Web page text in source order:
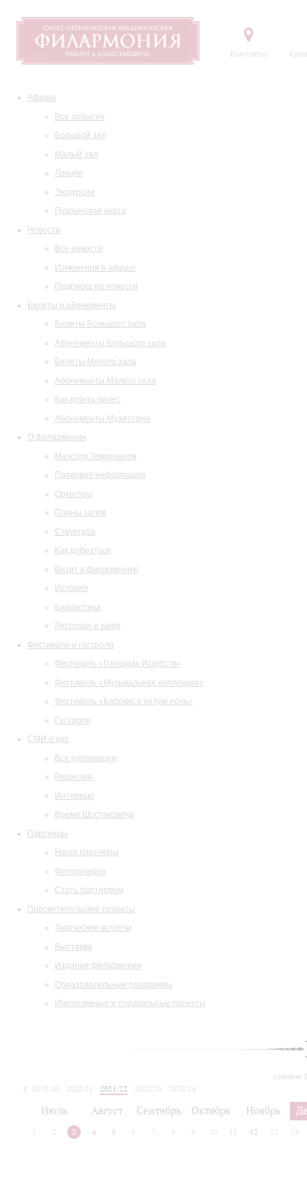
Контакты
Афиша
Все события
Большой зал
Малый зал
Лекции
Экскурсии
Пушкинская карта
Новости
Все новости
Изменения в афише
Подписка на новости
Билеты и абонементы
Билеты Большого зала
Абонементы Большого зала
Билеты Малого зала
Абонементы Малого зала
Как купить билет
Абонементы Музитория
О филармонии
Маэстро Темирканов
Правовая информация
Оркестры
Планы залов
Структура
Как добраться
Визит в филармонию
История
Библиотека
Ресторан и кафе
Фестивали и гастроли
Фестиваль «Площадь Искусств»
Фестиваль «Музыкальная коллекция»
Фестиваль «Барокко в белую ночь»
Гастроли
СМИ о нас
Все публикации
Рецензии
Интервью
Время Шостаковича
Партнеры
Наши партнеры
Фотогалерея
Стать партнером
Просветительские проекты
Творческие встречи
Выставки
Издания филармонии
Образовательные программы
Инклюзивные и специальные проекты
сегодня
2019/20 2020/21 2021/22 2022/23
2023/24
Июль Август Сентябрь Октябрь Ноябрь
2 3 4 5 6 7 8 9 10 11 12 13 14